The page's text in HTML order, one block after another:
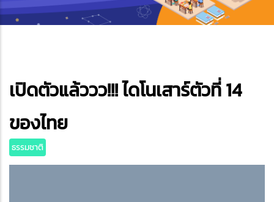
เปิดตัวแล้ววว!!! ไดโนเสาร์ตัวที่ 14
ของไทย
ธรรมชาติ